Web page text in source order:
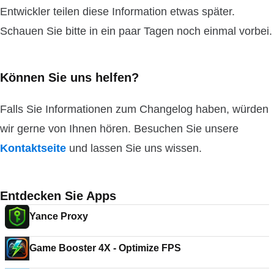
Entwickler teilen diese Information etwas später.
Schauen Sie bitte in ein paar Tagen noch einmal vorbei.
Können Sie uns helfen?
Falls Sie Informationen zum Changelog haben, würden
wir gerne von Ihnen hören. Besuchen Sie unsere
Kontaktseite und lassen Sie uns wissen.
Entdecken Sie Apps
Yance Proxy
Game Booster 4X - Optimize FPS